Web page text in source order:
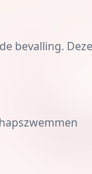
bevalling. Deze